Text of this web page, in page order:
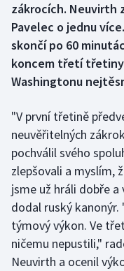
Florbal
Gymnastika
Házená
Jezdectví
Judo
Krasobruslení
zákrocích. Neuvirth
Pavelec o jednu
skončí po 60
koncem třetí třetiny
Washingtonu
"V první třetině
neuvěřitelných
pochválil svého
zlepšovali a myslím,
jsme už hráli dobře a
dodal ruský
týmový výkon. Ve
ničemu nepustili,"
Neuvirth a ocenil